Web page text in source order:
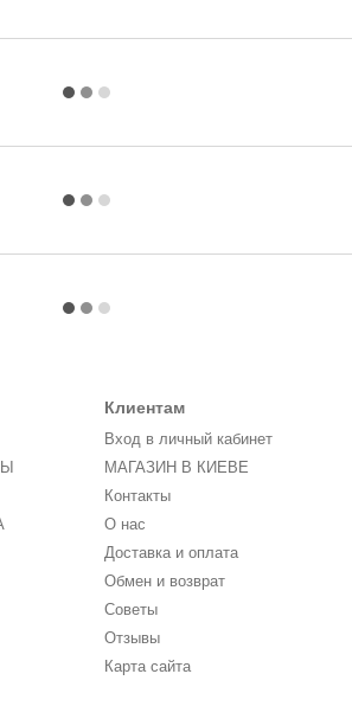
Клиентам
Вход в личный кабинет
МАГАЗИН В КИЕВЕ
Контакты
О нас
Доставка и оплата
Обмен и возврат
Советы
Отзывы
Карта сайта